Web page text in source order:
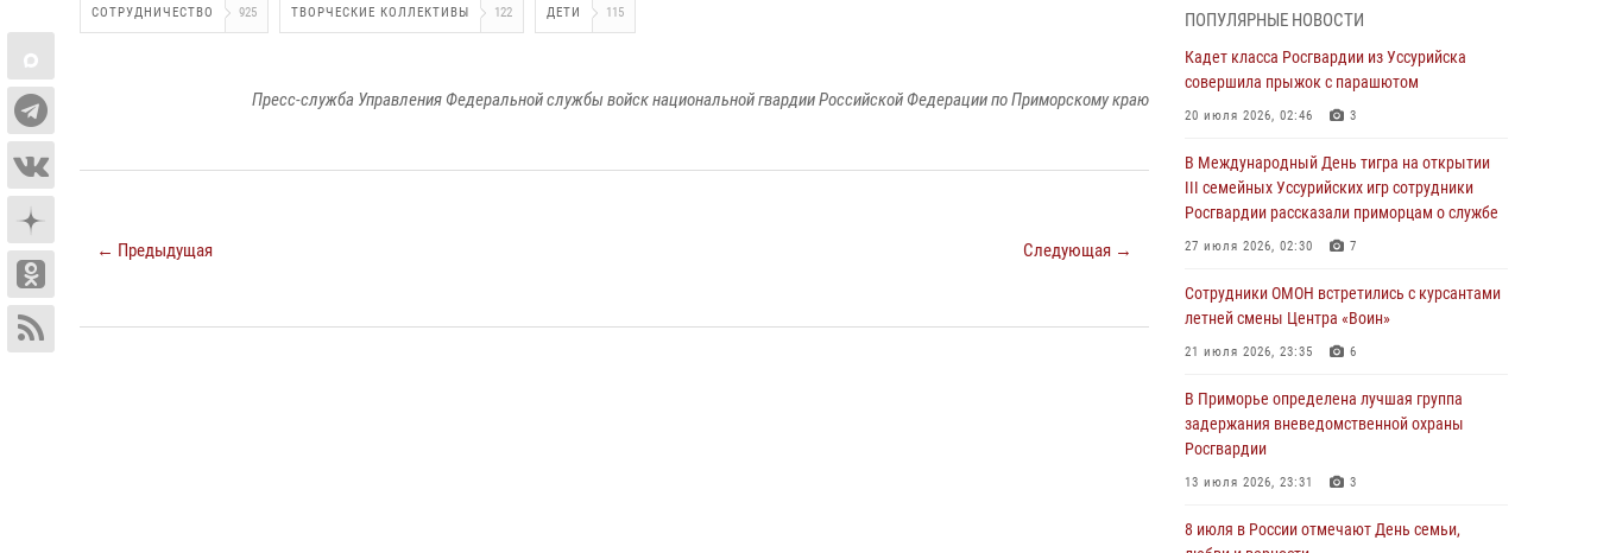
СОТРУДНИЧЕСТВО 925 ТВОРЧЕСКИЕ КОЛЛЕКТИВЫ 122 ДЕТИ 115
Пресс-служба Управления Федеральной службы войск национальной гвардии Российской Федерации по Приморскому краю
← Предыдущая Следующая →
Вопрос противодействия незаконному
обороту оружия рассмотрели на заседании
антитеррористической комиссии
Во Владивостоке во дворе жилого дома
сотрудники вневедомственной охраны
обнаружили запрещенные растения
В День Крещения Руси в Князь-
Владимирском храме – Главном храме
с крестным ходом
28 июля 2026, 10:29 3
Росгвардейцы в Приморье приняли участие в
28 июля 2026, 05:39 3
ПОПУЛЯРНЫЕ НОВОСТИ
Кадет класса Росгвардии из Уссурийска
совершила прыжок с парашютом
20 июля 2026, 02:46 3
В Международный День тигра на открытии
III семейных Уссурийских игр сотрудники
Росгвардии рассказали приморцам о службе
27 июля 2026, 02:30 7
Сотрудники ОМОН встретились с курсантами
летней смены Центра «Воин»
21 июля 2026, 23:35 6
В Приморье определена лучшая группа
задержания вневедомственной охраны
Росгвардии
13 июля 2026, 23:31 3
8 июля в России отмечают День семьи,